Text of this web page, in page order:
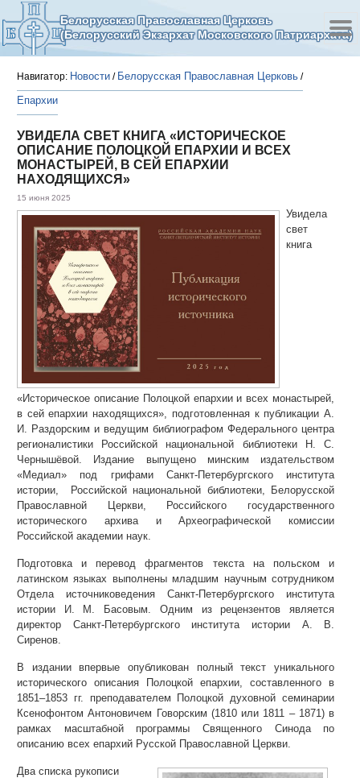
Белорусская Православная Церковь
(Белорусский Экзархат Московского Патриархата)
Навигатор: Новости / Белорусская Православная Церковь /
Епархии
УВИДЕЛА СВЕТ КНИГА «ИСТОРИЧЕСКОЕ
ОПИСАНИЕ ПОЛОЦКОЙ ЕПАРХИИ И ВСЕХ
МОНАСТЫРЕЙ, В СЕЙ ЕПАРХИИ
НАХОДЯЩИХСЯ»
15 июня 2025
Увидела
свет
книга
«Историческое описание Полоцкой епархии и всех монастырей,
в сей епархии находящихся», подготовленная к публикации А.
И. Раздорским и ведущим библиографом Федерального центра
регионалистики Российской национальной библиотеки Н. С.
Чернышёвой. Издание выпущено минским издательством
«Медиал» под грифами Санкт-Петербургского института
истории, Российской национальной библиотеки, Белорусской
Православной Церкви, Российского государственного
исторического архива и Археографической комиссии
Российской академии наук.
Подготовка и перевод фрагментов текста на польском и
латинском языках выполнены младшим научным сотрудником
Отдела источниковедения Санкт-Петербургского института
истории И. М. Басовым. Одним из рецензентов является
директор Санкт-Петербургского института истории А. В.
Сиренов.
В издании впервые опубликован полный текст уникального
исторического описания Полоцкой епархии, составленного в
1851–1853 гг. преподавателем Полоцкой духовной семинарии
Ксенофонтом Антоновичем Говорским (1810 или 1811 – 1871) в
рамках масштабной программы Священного Синода по
описанию всех епархий Русской Православной Церкви.
Два списка рукописи